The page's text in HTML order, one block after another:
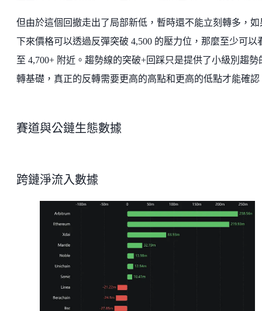
但由於這個回撤走出了局部新低，暫時還不能立刻轉多，如
下來價格可以透過反彈突破 4,500 的壓力位，那​​麼至少可以
至 4,700+ 附近。趨勢線的突破+回踩只是提供了小級別趨勢
轉基礎，真正的反轉需要更高的高點和更高的低點才能確認
賽道與公鏈生態數據
跨鏈淨流入數據